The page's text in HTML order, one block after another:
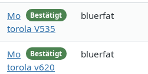
Bestätigt
Mo
torola V535
bluerfat
Bestätigt
Mo
torola v620
bluerfat